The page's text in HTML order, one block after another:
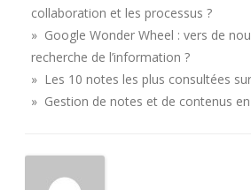
collaboration et les processus ?
» Google Wonder Wheel : vers de
recherche de l’information ?
» Les 10 notes les plus consultées
» Gestion de notes et de contenus